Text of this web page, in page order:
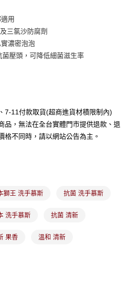
灣大哥大用戶可立即使用無須另外申請。
」，訂單成立後會自動跳轉到大哥付的交易
往確認交易或遇審核未通過，訂單將自動取
況，表示未達大哥付你分期系統評分，恕無
份有限公司」（以下簡稱本公司）所提供，讓
分期」之契約關係目的，商店將以您的個人
以上)免運費
含以上)免運費
用
三氯沙防腐劑
濃密泡泡
壓頭，可降低細菌滋生率
7-11付款取貨(超商進貨材積限制內)
品，無法在全台實體門市提供退款、退
格不同時，請以網站公告為主。
獅王 洗手慕斯 抗菌 洗手慕斯
洗手慕斯 抗菌 清新
果香 溫和 清新